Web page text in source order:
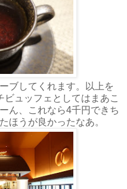
ブしてくれます。以上を
ュッフェとしてはまあこ
ん、これなら4千円できち
ほうが良かったなあ。